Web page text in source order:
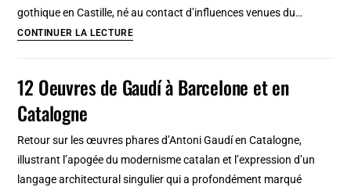
et
la
gothique en Castille, né au contact d’influences venues du…
CONTINUER LA LECTURECathédrale
et
12 Oeuvres de Gaudí à Barcelone et en
Catalogne
Retour sur les œuvres phares d’Antoni Gaudí en Catalogne,
illustrant l’apogée du modernisme catalan et l’expression d’un
langage architectural singulier qui a profondément marqué